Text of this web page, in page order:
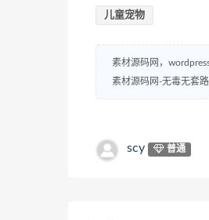
儿童宠物
素材源码网，
素材源码网-无毒无套
scy 普通